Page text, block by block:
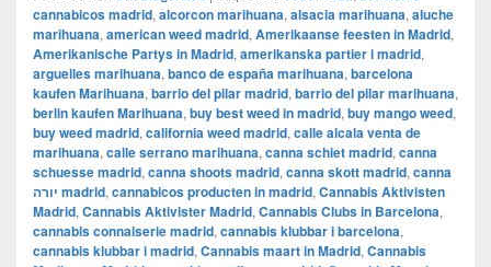
cannabicos madrid, alcorcon marihuana, alsacia marihuana, aluche
marihuana, american weed madrid, Amerikaanse feesten in Madrid,
Amerikanische Partys in Madrid, amerikanska partier i madrid,
arguelles marihuana, banco de españa marihuana, barcelona
kaufen Marihuana, barrio del pilar madrid, barrio del pilar marihuana,
berlin kaufen Marihuana, buy best weed in madrid, buy mango weed,
buy weed madrid, california weed madrid, calle alcala venta de
marihuana, calle serrano marihuana, canna schiet madrid, canna
schuesse madrid, canna shoots madrid, canna skott madrid, canna
יורה madrid, cannabicos producten in madrid, Cannabis Aktivisten
Madrid, Cannabis Aktivister Madrid, Cannabis Clubs in Barcelona,
cannabis connaiserie madrid, cannabis klubbar i barcelona,
cannabis klubbar i madrid, Cannabis maart in Madrid, Cannabis